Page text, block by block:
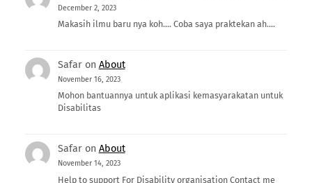
December 2, 2023
Makasih ilmu baru nya koh.... Coba saya praktekan ah....
Safaron About
November 16, 2023
Mohon bantuannya untuk aplikasi kemasyarakatan untuk
Disabilitas
Safaron About
November 14, 2023
Help to support For Disability organisation Contact me